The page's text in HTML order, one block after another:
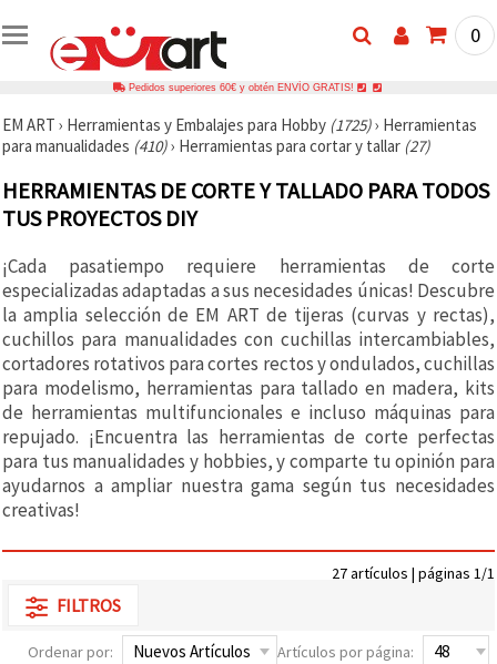
0
Pedidos superiores 60€ y obtén ENVÍO GRATIS!
EM ART › Herramientas y Embalajes para Hobby (1725)› Herramientas
para manualidades (410)› Herramientas para cortar y tallar (27)
HERRAMIENTAS DE CORTE Y TALLADO PARA TODOS
TUS PROYECTOS DIY
¡Cada pasatiempo requiere herramientas de corte
especializadas adaptadas a sus necesidades únicas! Descubre
la amplia selección de EM ART de tijeras (curvas y rectas),
cuchillos para manualidades con cuchillas intercambiables,
cortadores rotativos para cortes rectos y ondulados, cuchillas
para modelismo, herramientas para tallado en madera, kits
de herramientas multifuncionales e incluso máquinas para
repujado. ¡Encuentra las herramientas de corte perfectas
para tus manualidades y hobbies, y comparte tu opinión para
ayudarnos a ampliar nuestra gama según tus necesidades
creativas!
27 artículos | páginas 1/1
FILTROS
Ordenar por: Artículos por página: